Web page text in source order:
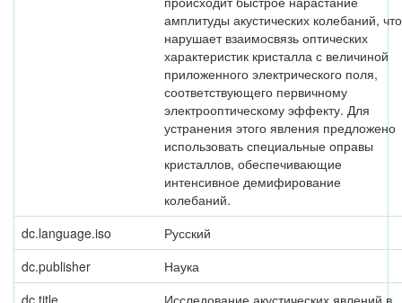
амплитуды акустических колебаний, что
нарушает взаимосвязь оптических
характеристик кристалла с величиной
приложенного электрического поля,
соответствующего первичному
электрооптическому эффекту. Для
устранения этого явления предложено
использовать специальные оправы
кристаллов, обеспечивающие
интенсивное демифирование
колебаний.
dc.language.iso
Русский
dc.publisher
Наука
dc.title
Исследование акустических явлений в